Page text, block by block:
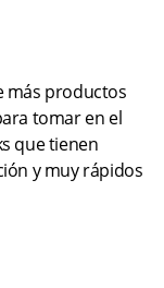
más productos
tomar en el
que tienen
y muy rápidos